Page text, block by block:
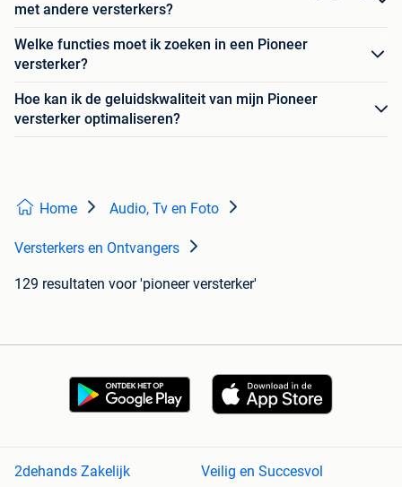
met andere versterkers?
Welke functies moet ik zoeken in een Pioneer
versterker?
Hoe kan ik de geluidskwaliteit van mijn Pioneer
versterker optimaliseren?
Home Audio, Tv en Foto
Versterkers en Ontvangers
129 resultaten voor 'pioneer versterker'
2dehands Zakelijk
Veilig en Succesvol